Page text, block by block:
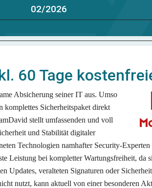
02/2026
60 Tage
Absicherung seiner IT aus. Umso
komplettes Sicherheitspaket direkt
stellt umfassenden und voll
und Stabilität digitaler
Technologien namhafter Security-
Leistung bei kompletter Wartungsfreiheit, da
Updates, veralteten Signaturen oder
nutzt, kann aktuell von einer besonderen